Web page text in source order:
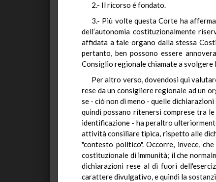
2.- Il ricorso é fondato.
3.- Più volte questa Corte ha
dell’autonomia costituzionalmente
affidata a tale organo dalla stessa
pertanto, ben possono essere
Consiglio regionale chiamate a
Per altro verso, dovendosi qui
rese da un consigliere regionale ad un
se - ciò non di meno - quelle
quindi possano ritenersi comprese tra
identificazione - ha peraltro
attività consiliare tipica, rispetto alle
"contesto politico". Occorre, invece,
costituzionale di immunità; il che
dichiarazioni rese al di fuori
carattere divulgativo, e quindi la